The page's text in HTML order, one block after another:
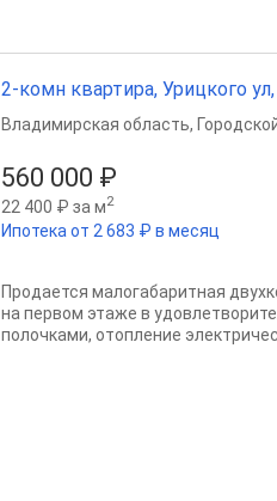
2-комн квартира, Урицкого
560 000 ₽
22 400 ₽ за м2
Ипотека от 2 683 ₽ в месяц
Владимирская область,
Продается малогабаритная
на первом этаже в
полочками, отопление